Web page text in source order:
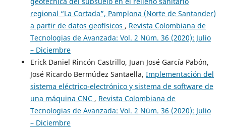
regional “La Cortada”, Pamplona (Norte de Santander)
a partir de datos geofísicos , Revista Colombiana de
Tecnologias de Avanzada: Vol. 2 Núm. 36 (2020): Julio
– Diciembre
Erick Daniel Rincón Castrillo, Juan José García Pabón,
José Ricardo Bermúdez Santaella, Implementación del
sistema eléctrico-electrónico y sistema de software de
una máquina CNC , Revista Colombiana de
Tecnologias de Avanzada: Vol. 2 Núm. 36 (2020): Julio
– Diciembre